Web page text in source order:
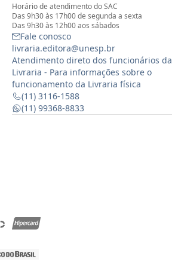
Horário de atendimento do SAC
Das 9h30 às 17h00 de segunda a sexta
Das 9h30 às 12h00 aos sábados
Fale conosco
livraria.editora@unesp.br
Atendimento direto dos funcionários da
Livraria - Para informações sobre o
funcionamento da Livraria física
(11) 3116-1588
(11) 99368-8833